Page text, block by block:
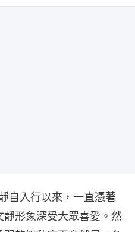
自入行以來，一直憑著
靜形象深受大眾喜愛。然